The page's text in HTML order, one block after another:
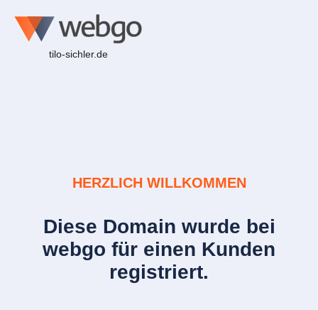
tilo-sichler.de
HERZLICH WILLKOMMEN
Diese Domain wurde bei
webgo für einen Kunden
registriert.